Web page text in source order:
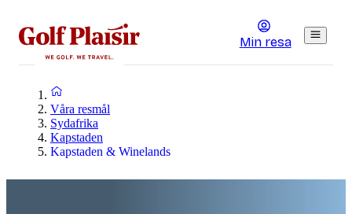
Min resa
Våra resmål
Sydafrika
Kapstaden
Kapstaden & Winelands